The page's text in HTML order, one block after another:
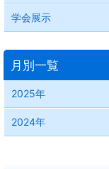
学会展示
月別一覧
2025年
2024年